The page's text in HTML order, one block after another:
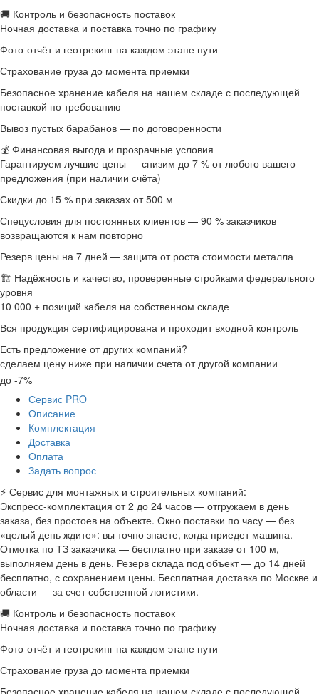
🚚 Контроль и безопасность поставок
Ночная доставка и поставка точно по графику
Фото-отчёт и геотрекинг на каждом этапе пути
Страхование груза до момента приемки
Безопасное хранение кабеля на нашем складе с последующей
поставкой по требованию
Вывоз пустых барабанов — по договоренности
💰 Финансовая выгода и прозрачные условия
Гарантируем лучшие цены — снизим до 7 % от любого вашего
предложения (при наличии счёта)
Скидки до 15 % при заказах от 500 м
Спецусловия для постоянных клиентов — 90 % заказчиков
возвращаются к нам повторно
Резерв цены на 7 дней — защита от роста стоимости металла
🏗 Надёжность и качество, проверенные стройками федерального
уровня
10 000 + позиций кабеля на собственном складе
Вся продукция сертифицирована и проходит входной контроль
Есть предложение от других компаний?
сделаем цену ниже при наличии счета от другой компании
до -7%
Сервис PRO
Описание
Комплектация
Доставка
Оплата
Задать вопрос
⚡ Сервис для монтажных и строительных компаний:
Экспресс-комплектация от 2 до 24 часов — отгружаем в день
заказа, без простоев на объекте. Окно поставки по часу — без
«целый день ждите»: вы точно знаете, когда приедет машина.
Отмотка по ТЗ заказчика — бесплатно при заказе от 100 м,
выполняем день в день. Резерв склада под объект — до 14 дней
бесплатно, с сохранением цены. Бесплатная доставка по Москве и
области — за счет собственной логистики.
🚚 Контроль и безопасность поставок
Ночная доставка и поставка точно по графику
Фото-отчёт и геотрекинг на каждом этапе пути
Страхование груза до момента приемки
Безопасное хранение кабеля на нашем складе с последующей